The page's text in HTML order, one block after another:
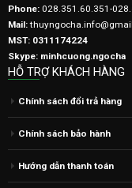
Phone: 028.351.60.351-
Mail:
MST: 0311174224
Skype: minhcuong.ngocha
HỖ TRỢ KHÁCH HÀNG
Chính sách đổi trả hàng
Chính sách bảo hành
Hướng dẫn thanh toán